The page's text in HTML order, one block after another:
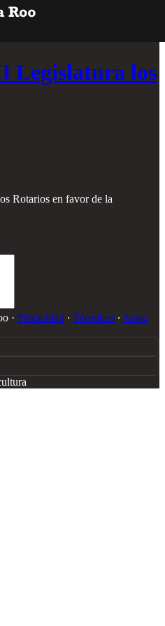
Legislatura los
Rotarios en favor de la
· Privacidad ∙ Términos ∙ Aviso